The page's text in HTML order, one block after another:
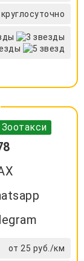
круглосуточно
Зоотакси
от 25 руб./км